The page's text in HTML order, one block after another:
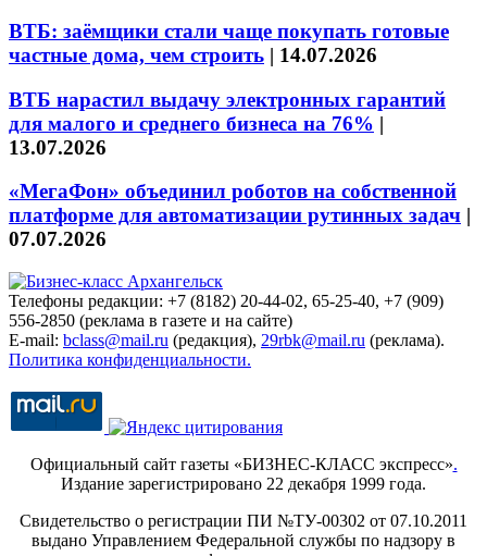
ВТБ: заёмщики стали чаще покупать готовые
частные дома, чем строить | 14.07.2026
ВТБ нарастил выдачу электронных гарантий
для малого и среднего бизнеса на 76% |
13.07.2026
«МегаФон» объединил роботов на собственной
платформе для автоматизации рутинных задач |
07.07.2026
Телефоны редакции: +7 (8182) 20-44-02, 65-25-40, +7 (909)
556-2850 (реклама в газете и на сайте)
E-mail: bclass@mail.ru (редакция), 29rbk@mail.ru (реклама).
Политика конфиденциальности.
Официальный сайт газеты «БИЗНЕС-КЛАСС экспресс».
Издание зарегистрировано 22 декабря 1999 года.
Свидетельство о регистрации ПИ №ТУ-00302 от 07.10.2011
выдано Управлением Федеральной службы по надзору в